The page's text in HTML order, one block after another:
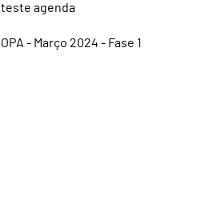
teste agenda
OPA - Março 2024 - Fase 1